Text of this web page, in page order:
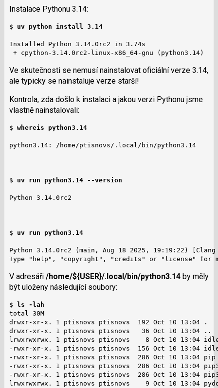
Instalace Pythonu 3.14:
$ uv python install 3.14
Installed Python 3.14.0rc2 in 3.74s
+ cpython-3.14.0rc2-linux-x86_64-gnu (python3.14)
Ve skutečnosti se nemusí nainstalovat oficiální verze 3.14,
ale typicky se nainstaluje verze starší!
Kontrola, zda došlo k instalaci a jakou verzi Pythonu jsme
vlastně nainstalovali:
$ whereis python3.14
python3.14: /home/ptisnovs/.local/bin/python3.14
$ uv run python3.14 --version
Python 3.14.0rc2
$ uv run python3.14
Python 3.14.0rc2 (main, Aug 18 2025, 19:19:22)
Type "help", "copyright", "credits" or "license" for
V adresáři /home/${USER}/.local/bin/pyt­hon3.14by měly
být uloženy následující soubory:
$
ls -lah
total 30M
drwxr-xr-x. 1 ptisnovs ptisnovs  192 Oct 10 13:04 .
drwxr-xr-x. 1 ptisnovs ptisnovs   36 Oct 10 13:04 ..
lrwxrwxrwx. 1 ptisnovs ptisnovs    8 Oct 10 13:04
-rwxr-xr-x. 1 ptisnovs ptisnovs  156 Oct 10 13:04
-rwxr-xr-x. 1 ptisnovs ptisnovs  286 Oct 10 13:04 pip
-rwxr-xr-x. 1 ptisnovs ptisnovs  286 Oct 10 13:04
-rwxr-xr-x. 1 ptisnovs ptisnovs  286 Oct 10 13:04
lrwxrwxrwx. 1 ptisnovs ptisnovs    9 Oct 10 13:04